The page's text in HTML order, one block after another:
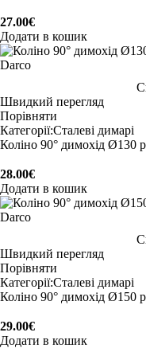
27.00€
Додати в кошик
Швидкий перегляд
Порівняти
Категорії:Сталеві димарі
Коліно 90° димохід Ø130
28.00€
Додати в кошик
Швидкий перегляд
Порівняти
Категорії:Сталеві димарі
Коліно 90° димохід Ø150
29.00€
Додати в кошик